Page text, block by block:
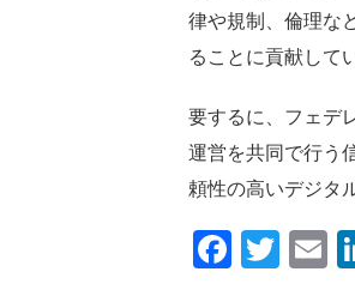
律や規制、倫理な
ることに貢献して
要するに、フェデ
運営を共同で行う
頼性の高いデジタ